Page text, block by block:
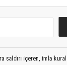
saldırı içeren, imla